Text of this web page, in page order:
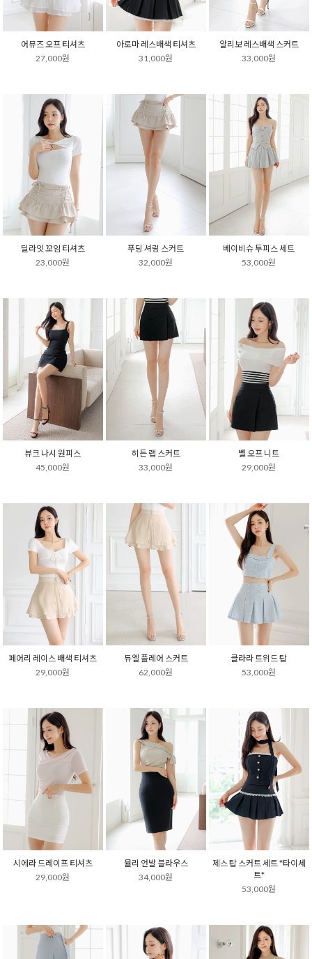
어뮤즈 오프 티셔츠
27,000원
아로마 레스배색 티셔츠
31,000원
알리보 레스배색 스커트
33,000원
딜라잇 꼬임 티셔츠
23,000원
푸딩 셔링 스커트
32,000원
베이비슈 투피스 세트
53,000원
뷰크 나시 원피스
45,000원
히든 랩 스커트
33,000원
벨 오프 니트
29,000원
페어리 레이스 배색 티셔츠
29,000원
듀엘 플레어 스커트
62,000원
클라라 트위드 탑
53,000원
시에라 드레이프 티셔츠
29,000원
뮬리 언발 블라우스
34,000원
제스 탑 스커트 세트 *타이세
트*
53,000원